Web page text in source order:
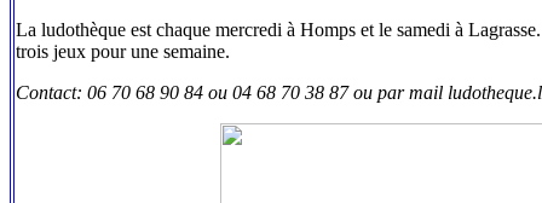
La ludothèque est chaque mercredi à Homps et le samedi à
trois jeux pour une semaine.
Contact: 06 70 68 90 84 ou 04 68 70 38 87 ou par mail